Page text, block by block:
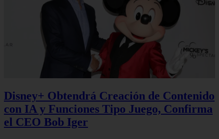
Disney+ Obtendrá Creación de Contenido
con IA y Funciones Tipo Juego, Confirma
el CEO Bob Iger